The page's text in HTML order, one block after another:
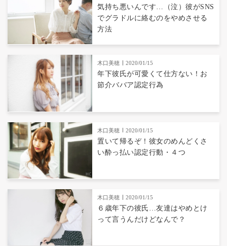
気持ち悪いんです…（泣）彼がSNS
でグラドルに絡むのをやめさせる
方法
木口美穂 2020/01/15
年下彼氏が可愛くて仕方ない！お
節介ババア認定行為
木口美穂 2020/01/15
置いて帰るぞ！彼女のめんどくさ
い酔っ払い認定行動・４つ
木口美穂 2020/01/15
６歳年下の彼氏…友達はやめとけ
って言うんだけどなんで？